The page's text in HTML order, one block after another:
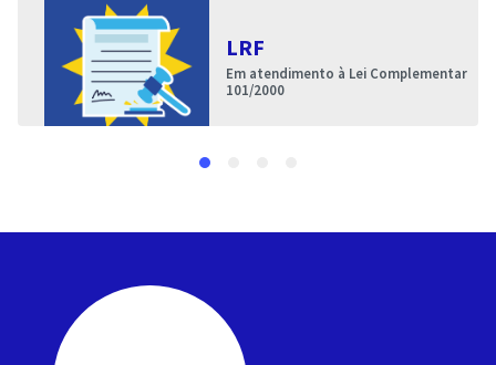
LRF
Em atendimento à Lei Complementar
101/2000